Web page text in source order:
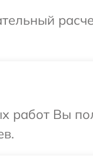
работ Вы